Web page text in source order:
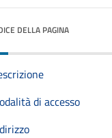
DELLA PAGINA
di accesso